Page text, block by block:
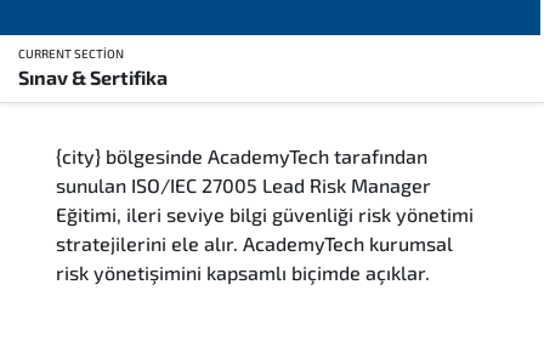
CURRENT SECTION
Sınav & Sertifika
Eğitim Sunum Yöntemleri
Kimler Katılmalı
{city} bölgesinde AcademyTech tarafından
sunulan ISO/IEC 27005 Lead Risk Manager
Eğitimi, ileri seviye bilgi güvenliği risk yönetimi
stratejilerini ele alır. AcademyTech kurumsal
risk yönetişimini kapsamlı biçimde açıklar.